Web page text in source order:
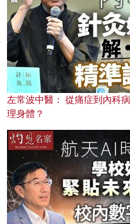
左常波中醫： 從痛症到內科
理身體？